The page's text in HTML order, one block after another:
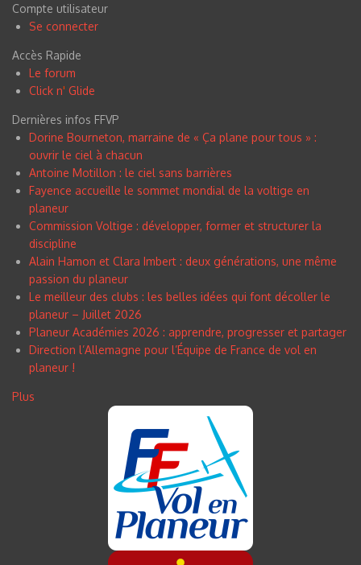
Compte utilisateur
Se connecter
Accès Rapide
Le forum
Click n' Glide
Dernières infos FFVP
Dorine Bourneton, marraine de « Ça plane pour tous » :
ouvrir le ciel à chacun
Antoine Motillon : le ciel sans barrières
Fayence accueille le sommet mondial de la voltige en
planeur
Commission Voltige : développer, former et structurer la
discipline
Alain Hamon et Clara Imbert : deux générations, une même
passion du planeur
Le meilleur des clubs : les belles idées qui font décoller le
planeur – Juillet 2026
Planeur Académies 2026 : apprendre, progresser et partager
Direction l’Allemagne pour l’Équipe de France de vol en
planeur !
Plus